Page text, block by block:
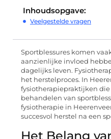
Inhoudsopgave:
Veelgestelde vragen
Sportblessures komen
aanzienlijke invloed
dagelijks leven.
het herstelproces. In
fysiotherapiepraktijken
behandelen van
fysiotherapie in
succesvol herstel na een
Het Belang